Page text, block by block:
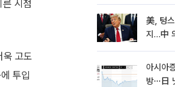
시점
고도
투입
美, 텅
지…中
아시아
방⋯日